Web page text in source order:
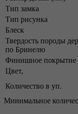
Тип замка
Тип рисунка
Блеск
Твердость породы
по Бринелю
Финишное покрытие
Цвет,
Количество в уп.
Минимальное